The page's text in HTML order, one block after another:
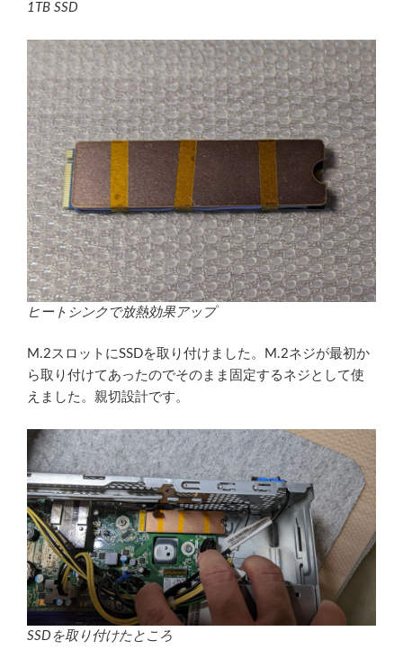
1TB SSD
ヒートシンクで放熱効果アップ
M.2スロットにSSDを取り付けました。M.2ネジが最初か
ら取り付けてあったのでそのまま固定するネジとして使
えました。親切設計です。
SSDを取り付けたところ